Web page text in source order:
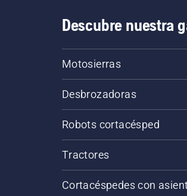
Descubre nuestra
Motosierras
Desbrozadoras
Robots cortacésped
Tractores
Cortacéspedes con